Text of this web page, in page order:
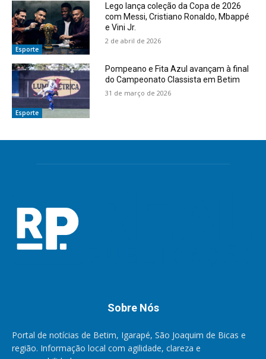
Esporte
Lego lança coleção da Copa de 2026
com Messi, Cristiano Ronaldo, Mbappé
e Vini Jr.
2 de abril de 2026
Esporte
Pompeano e Fita Azul avançam à final
do Campeonato Classista em Betim
31 de março de 2026
Sobre Nós
Portal de notícias de Betim, Igarapé, São Joaquim de Bicas e
região. Informação local com agilidade, clareza e